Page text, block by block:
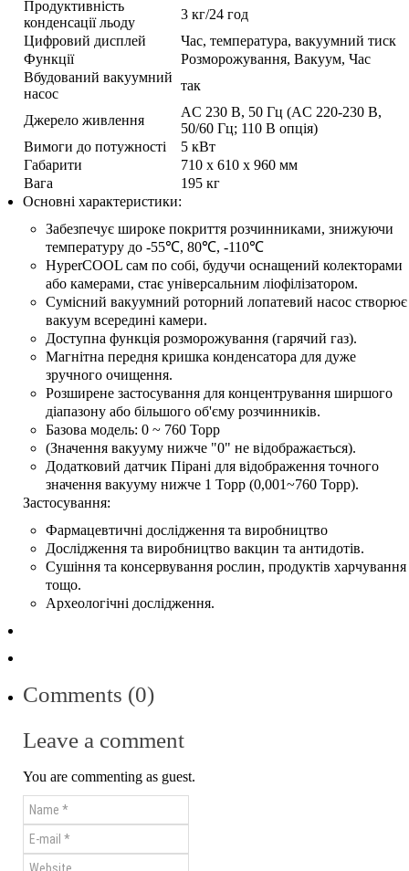
Продуктивність
конденсації льоду
3 кг/24 год
Цифровий дисплей
Час, температура, вакуумний тиск
Функції
Розморожування, Вакуум, Час
Вбудований вакуумний
насос
так
Джерело живлення
AC 230 В, 50 Гц (AC 220-230 В,
50/60 Гц; 110 В опція)
Вимоги до потужності
5 кВт
Габарити
710 х 610 х 960 мм
Вага
195 кг
Основні характеристики:
Забезпечує широке покриття розчинниками, знижуючи
температуру до -55℃, 80℃, -110℃
HyperCOOL сам по собі, будучи оснащений колекторами
або камерами, стає універсальним ліофілізатором.
Сумісний вакуумний роторний лопатевий насос створює
вакуум всередині камери.
Доступна функція розморожування (гарячий газ).
Магнітна передня кришка конденсатора для дуже
зручного очищення.
Розширене застосування для концентрування ширшого
діапазону або більшого об'єму розчинників.
Базова модель: 0 ~ 760 Торр
(Значення вакууму нижче "0" не відображається).
Додатковий датчик Пірані для відображення точного
значення вакууму нижче 1 Торр (0,001~760 Торр).
Застосування:
Фармацевтичні дослідження та виробництво
Дослідження та виробництво вакцин та антидотів.
Сушіння та консервування рослин, продуктів харчування
тощо.
Археологічні дослідження.
Comments (0)
Leave a comment
You are commenting as guest.